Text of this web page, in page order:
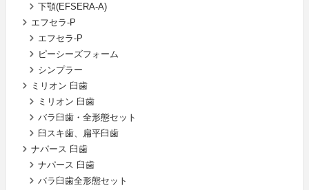
下顎(EFSERA-A)
エフセラ-P
エフセラ-P
ピーシーズフォーム
シンプラー
ミリオン 臼歯
ミリオン 臼歯
バラ臼歯・全形態セット
臼スキ歯、扁平臼歯
ナパース 臼歯
ナパース 臼歯
バラ臼歯全形態セット